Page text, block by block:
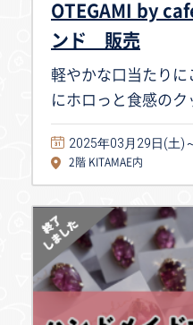
OTEGAMI by
ンド 販売
軽やかな口当たりに
にホロっと食感の
2025年03月29日(土)
2階 KITAMAE内